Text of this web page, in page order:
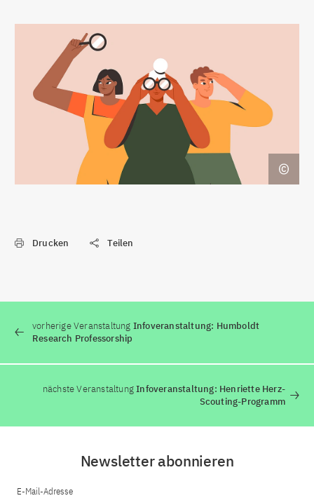
Drucken Teilen
vorherige Veranstaltung Infoveranstaltung: Humboldt
Research Professorship
nächste VeranstaltungInfoveranstaltung: Henriette Herz-
Scouting-Programm
Newsletter abonnieren
E-Mail-Adresse